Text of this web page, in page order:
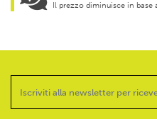
Il prezzo diminuisce in base